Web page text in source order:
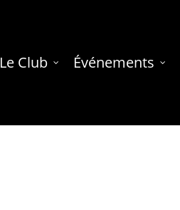
Le Club Événements